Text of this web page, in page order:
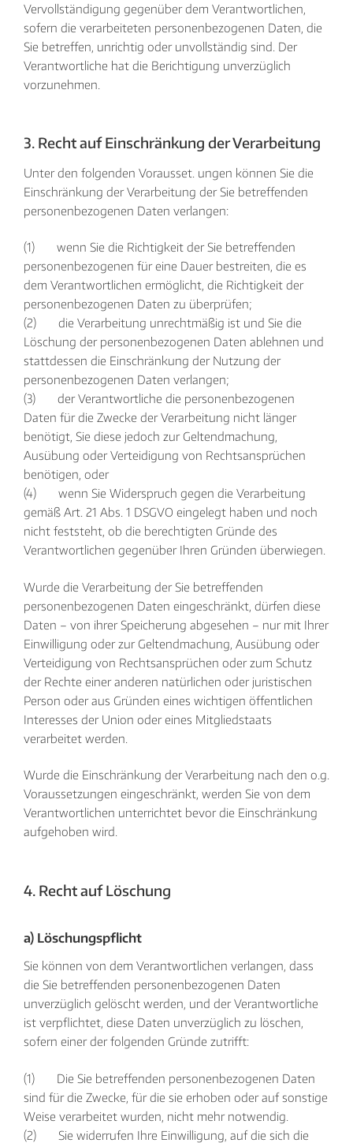
Vervollständigung gegenüber dem Verantwortlichen,
sofern die verarbeiteten personenbezogenen Daten, die
Sie betreffen, unrichtig oder unvollständig sind. Der
Verantwortliche hat die Berichtigung unverzüglich
vorzunehmen.
3. Recht auf Einschränkung der Verarbeitung
Unter den folgenden Vorausset. ungen können Sie die
Einschränkung der Verarbeitung der Sie betreffenden
personenbezogenen Daten verlangen:
(1) wenn Sie die Richtigkeit der Sie betreffenden
personenbezogenen für eine Dauer bestreiten, die es
dem Verantwortlichen ermöglicht, die Richtigkeit der
personenbezogenen Daten zu überprüfen;
(2) die Verarbeitung unrechtmäßig ist und Sie die
Löschung der personenbezogenen Daten ablehnen und
stattdessen die Einschränkung der Nutzung der
personenbezogenen Daten verlangen;
(3) der Verantwortliche die personenbezogenen
Daten für die Zwecke der Verarbeitung nicht länger
benötigt, Sie diese jedoch zur Geltendmachung,
Ausübung oder Verteidigung von Rechtsansprüchen
benötigen, oder
(4) wenn Sie Widerspruch gegen die Verarbeitung
gemäß Art. 21 Abs. 1 DSGVO eingelegt haben und noch
nicht feststeht, ob die berechtigten Gründe des
Verantwortlichen gegenüber Ihren Gründen überwiegen.
Wurde die Verarbeitung der Sie betreffenden
personenbezogenen Daten eingeschränkt, dürfen diese
Daten – von ihrer Speicherung abgesehen – nur mit Ihrer
Einwilligung oder zur Geltendmachung, Ausübung oder
Verteidigung von Rechtsansprüchen oder zum Schutz
der Rechte einer anderen natürlichen oder juristischen
Person oder aus Gründen eines wichtigen öffentlichen
Interesses der Union oder eines Mitgliedstaats
verarbeitet werden.
Wurde die Einschränkung der Verarbeitung nach den o.g.
Voraussetzungen eingeschränkt, werden Sie von dem
Verantwortlichen unterrichtet bevor die Einschränkung
aufgehoben wird.
4. Recht auf Löschung
a) Löschungspflicht
Sie können von dem Verantwortlichen verlangen, dass
die Sie betreffenden personenbezogenen Daten
unverzüglich gelöscht werden, und der Verantwortliche
ist verpflichtet, diese Daten unverzüglich zu löschen,
sofern einer der folgenden Gründe zutrifft:
(1) Die Sie betreffenden personenbezogenen Daten
sind für die Zwecke, für die sie erhoben oder auf sonstige
Weise verarbeitet wurden, nicht mehr notwendig.
(2) Sie widerrufen Ihre Einwilligung, auf die sich die